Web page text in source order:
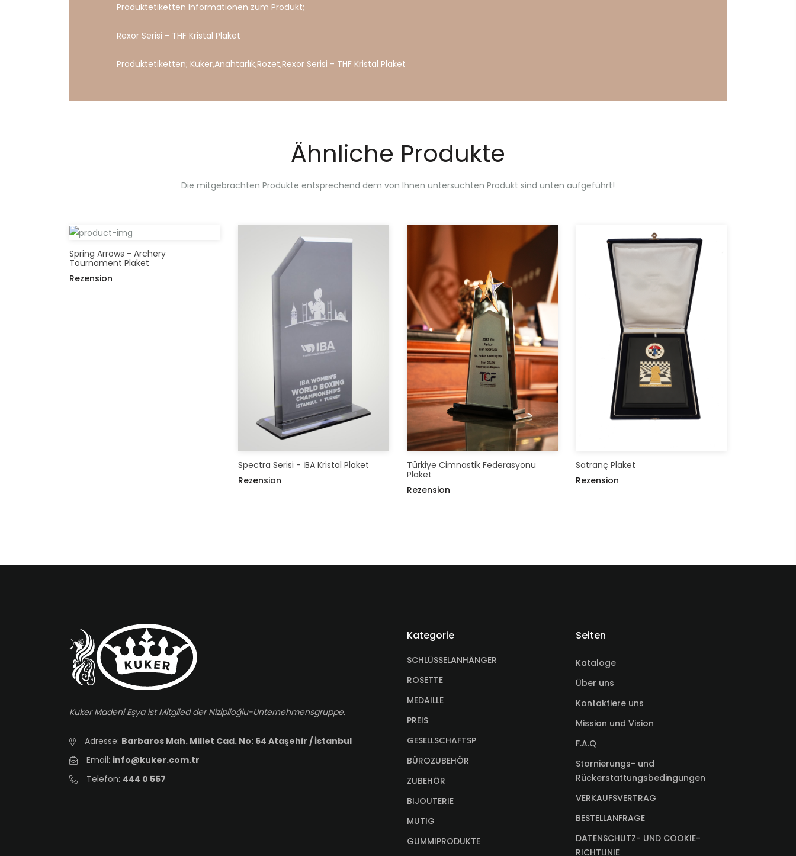
Produktetiketten Informationen zum Produkt;
Rexor Serisi - THF Kristal Plaket
Produktetiketten; Kuker,Anahtarlık,Rozet,Rexor Serisi - THF Kristal Plaket
Ähnliche Produkte
Die mitgebrachten Produkte entsprechend dem von Ihnen untersuchten Produkt sind unten aufgeführt!
Spring Arrows - Archery
Tournament Plaket
Rezension
Spectra Serisi - İBA Kristal Plaket
Rezension
Türkiye Cimnastik Federasyonu
Plaket
Rezension
Satranç Plaket
Rezension
Kuker Madeni Eşya ist Mitglied der Niziplioğlu-Unternehmensgruppe.
Adresse: Barbaros Mah. Millet Cad. No: 64 Ataşehir / İstanbul
Email: info@kuker.com.tr
Telefon: 444 0 557
Kategorie
SCHLÜSSELANHÄNGER
ROSETTE
MEDAILLE
PREIS
GESELLSCHAFTSP
BÜROZUBEHÖR
ZUBEHÖR
BIJOUTERIE
MUTIG
GUMMIPRODUKTE
Seiten
Kataloge
Über uns
Kontaktiere uns
Mission und Vision
F.A.Q
Stornierungs- und
Rückerstattungsbedingungen
VERKAUFSVERTRAG
BESTELLANFRAGE
DATENSCHUTZ- UND COOKIE-
RICHTLINIE